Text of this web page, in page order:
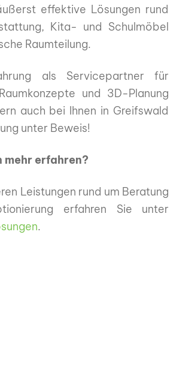
effektive Lösungen rund
Kita- und Schulmöbel
Raumteilung.
als Servicepartner für
und 3D-Planung
auch bei Ihnen in Greifswald
unter Beweis!
mehr erfahren?
Leistungen rund um Beratung
erfahren Sie unter
.